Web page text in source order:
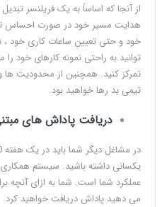
از آنجا که اساساً به یک فریلنسر
هدایت مسیر خود در صورت احساس
خود و حتی تعیین ساعات کاری خود ،
توانید به راحتی نمونه کارهای خود
تمرکز کنید. همچنین از محدودیت
تیمی بد رها خواهید بود.
دریافت پاداش های
یکسانی داشته باشید. سیستم
عملکرد شما است. شما به ازای آنچه
می دهید پاداش دریافت خواهید کرد.